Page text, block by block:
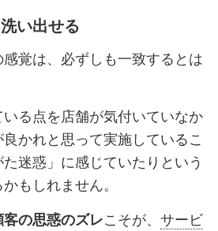
い出せる
覚は、必ずしも一致するとは
る点を店舗が気付いていなか
かれと思って実施しているこ
迷惑」に感じていたりという
もしれません。
の思惑のズレこそが、 サービ